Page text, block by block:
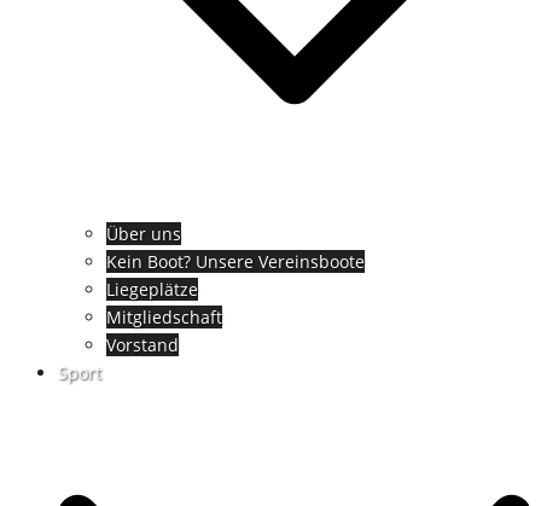
Über uns
Kein Boot? Unsere Vereinsboote
Liegeplätze
Mitgliedschaft
Vorstand
Sport